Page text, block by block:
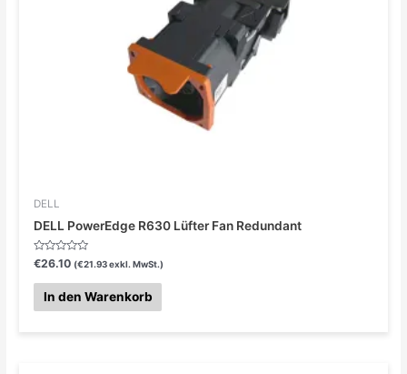
DELL
DELL PowerEdge R630 Lüfter Fan Redundant
Bewertet
mit
0
von
€26.10 (€21.93exkl. MwSt.)
In den Warenkorb